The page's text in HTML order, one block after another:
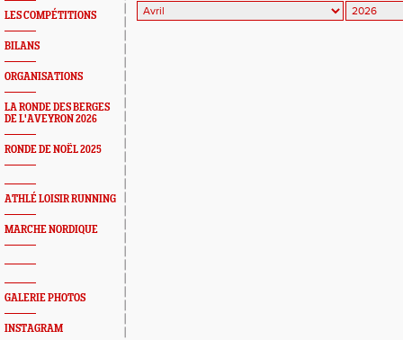
LES COMPÉTITIONS
BILANS
ORGANISATIONS
LA RONDE DES BERGES
DE L'AVEYRON 2026
RONDE DE NOËL 2025
ATHLÉ LOISIR RUNNING
MARCHE NORDIQUE
GALERIE PHOTOS
INSTAGRAM